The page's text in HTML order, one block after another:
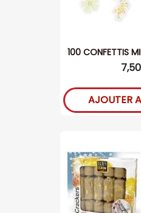
100 CONFETTIS
AJOUTER